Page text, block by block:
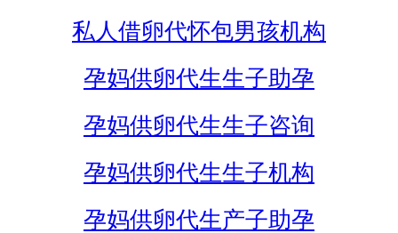
私人借卵代怀包男孩机构
孕妈供卵代生生子助孕
孕妈供卵代生生子咨询
孕妈供卵代生生子机构
孕妈供卵代生产子助孕